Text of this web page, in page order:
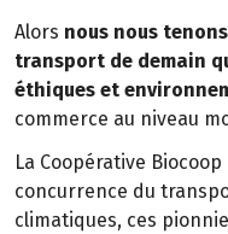
Alors nous nous
transport de demain
éthiques et
commerce au niveau
La Coopérative
concurrence du
climatiques, ces